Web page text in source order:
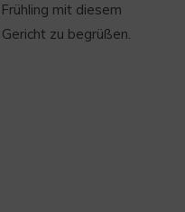
mit diesem
zu begrüßen.